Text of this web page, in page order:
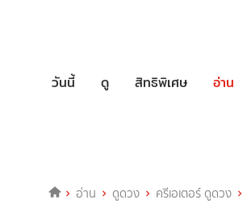
วันนี้ ดู สิทธิพิเศษ อ่าน
อ่าน ดูดวง ครีเอเตอร์ ดูดวง